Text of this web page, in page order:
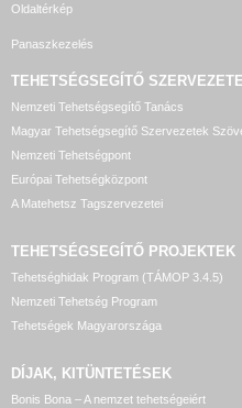
Oldaltérkép
Panaszkezelés
TEHETSÉGSEGÍTŐ
Nemzeti Tehetségsegítő Tanács
Magyar Tehetségsegítő Szervezetek
Nemzeti Tehetségpont
Európai Tehetségközpont
A Matehetsz Tagszervezetei
TEHETSÉGSEGÍTŐ PROJEKTEK
Tehetséghidak Program (TÁMOP 3.4.5)
Nemzeti Tehetség Program
Tehetségek Magyarországa
DÍJAK, KITÜNTETÉSEK
Bonis Bona – A nemzet tehetségeiért